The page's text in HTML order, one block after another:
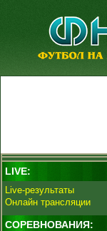
LIVE:
Live-результаты
Онлайн трансляции
СОРЕВНОВАНИЯ: